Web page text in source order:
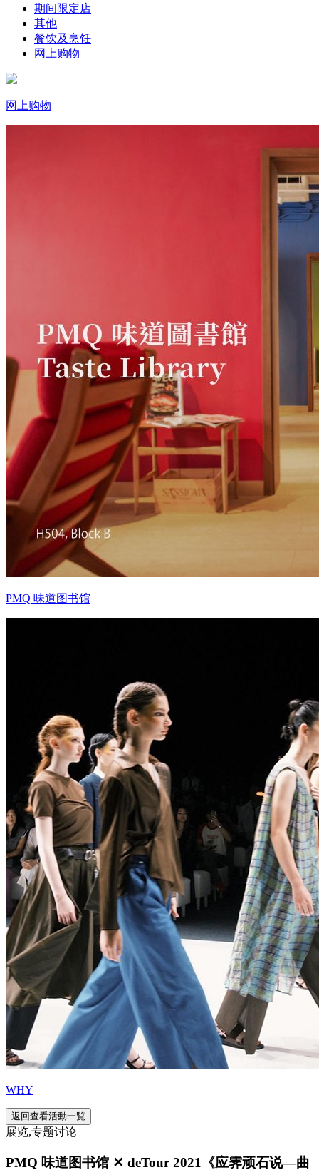
期间限定店
其他
餐饮及烹饪
网上购物
网上购物
PMQ 味道图书馆
WHY
返回查看活動一覧
展览,专题讨论
PMQ 味道图书馆 ✕ deTour 2021《应霁顽石说—曲